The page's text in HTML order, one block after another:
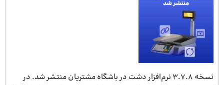
نسخه 3.7.8 نرم‌افزار دشت در باشگاه مشتریان منتشر شد. در